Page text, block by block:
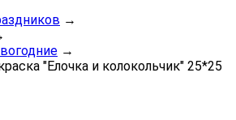
→
→
"Елочка и колокольчик" 25*25